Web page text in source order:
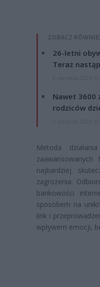
ZOBACZ
26-letni
Teraz
Nawet 3600
rodziców
Metoda
najbardziej
zagrożenia.
bankowości
sposobem na
link i
wpływem emocji,